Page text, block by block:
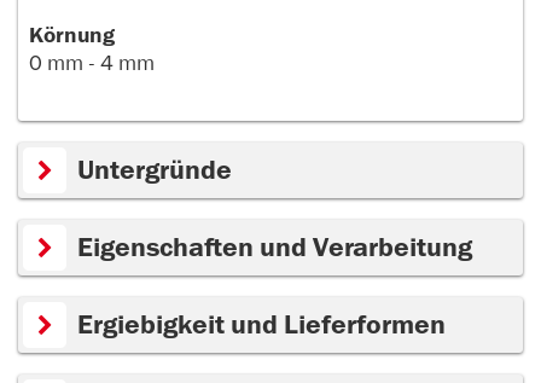
Körnung
0 mm - 4 mm
Untergründe
Eigenschaften und Verarbeitung
Ergiebigkeit und Lieferformen